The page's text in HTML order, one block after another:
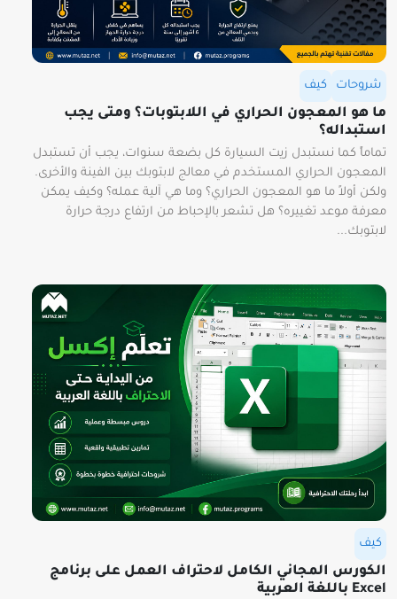
شروحات كيف
ما هو المعجون الحراري في اللابتوبات؟ ومتى يجب
استبداله؟
تماماً كما نستبدل زيت السيارة كل بضعة سنوات، يجب أن تستبدل
المعجون الحراري المستخدم في معالج لابتوبك بين الفينة والأخرى.
ولكن أولاً ما هو المعجون الحراري؟ وما هي آلية عمله؟ وكيف يمكن
معرفة موعد تغييره؟ هل تشعر بالإحباط من ارتفاع درجة حرارة
لابتوبك...
كيف
الكورس المجاني الكامل لاحتراف العمل على برنامج
Excel باللغة العربية